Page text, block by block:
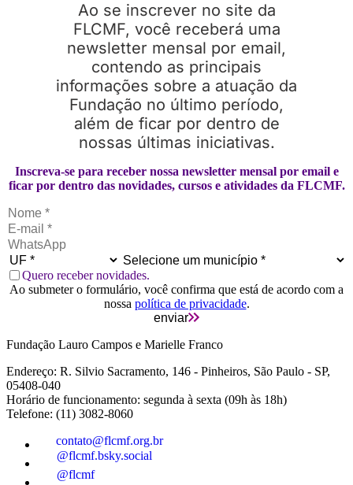
Inscreva-se para receber nossa newsletter mensal por email e
ficar por dentro das novidades, cursos e atividades da FLCMF.
Quero receber novidades.
Ao submeter o formulário, você confirma que está de acordo com a
nossa política de privacidade.
enviar
Ao se inscrever no site da
FLCMF, você receberá uma
newsletter mensal por email,
contendo as principais
informações sobre a atuação da
Fundação no último período,
além de ficar por dentro de
nossas últimas iniciativas.
Fundação Lauro Campos e Marielle Franco
Endereço: R. Silvio Sacramento, 146 - Pinheiros, São Paulo - SP,
05408-040
Horário de funcionamento: segunda à sexta (09h às 18h)
Telefone: (11) 3082-8060
contato@flcmf.org.br
@flcmf.bsky.social
@flcmf